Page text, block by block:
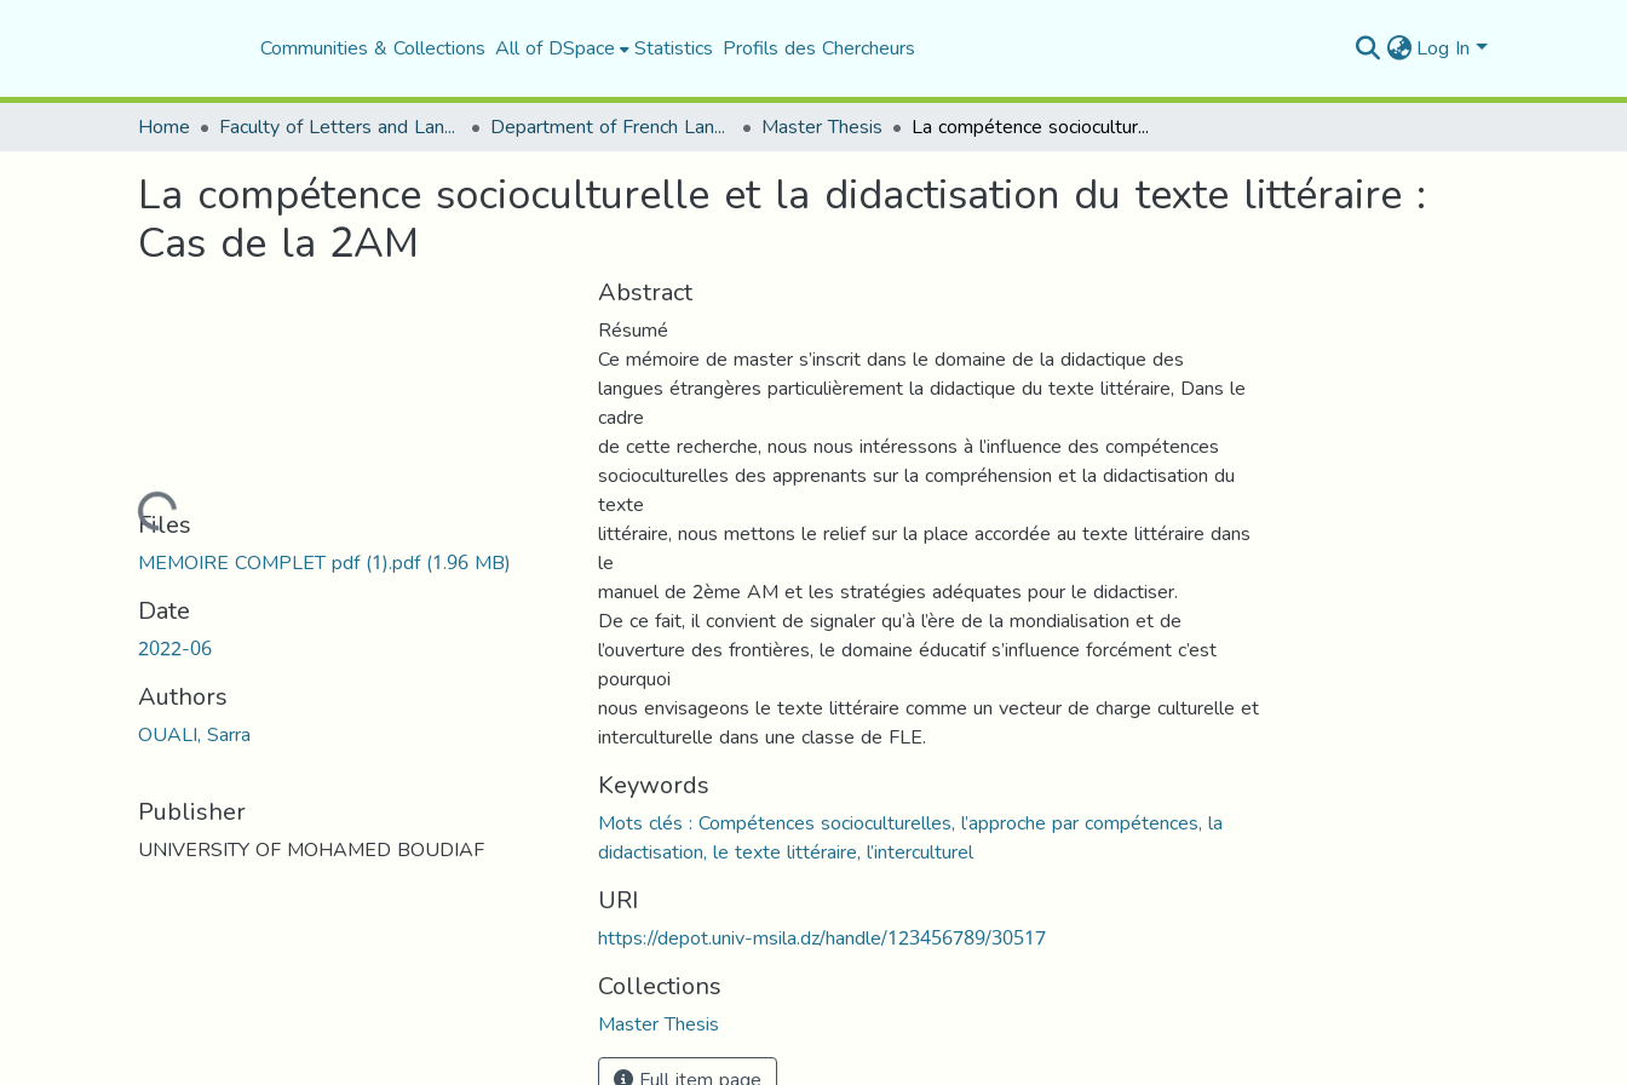
Communities & Collections All of DSpace Statistics Profils des Chercheurs Log In
Home Faculty of Letters and Languages Department of French Language and Literature Master Thesis La compétence socioculturelle et la didactisation du texte littéraire : Cas de la 2AM
La compétence socioculturelle et la didactisation du texte littéraire :
Cas de la 2AM
Loading...
Files
MEMOIRE COMPLET pdf (1).pdf(1.96 MB)
Date
2022-06
Authors
OUALI, Sarra
Publisher
UNIVERSITY OF MOHAMED BOUDIAF
Abstract
Résumé
Ce mémoire de master s’inscrit dans le domaine de la didactique des
langues étrangères particulièrement la didactique du texte littéraire, Dans le
cadre
de cette recherche, nous nous intéressons à l’influence des compétences
socioculturelles des apprenants sur la compréhension et la didactisation du
texte
littéraire, nous mettons le relief sur la place accordée au texte littéraire dans
le
manuel de 2ème AM et les stratégies adéquates pour le didactiser.
De ce fait, il convient de signaler qu’à l’ère de la mondialisation et de
l’ouverture des frontières, le domaine éducatif s’influence forcément c’est
pourquoi
nous envisageons le texte littéraire comme un vecteur de charge culturelle et
interculturelle dans une classe de FLE.
Keywords
Mots clés : Compétences socioculturelles, l’approche par compétences, la
didactisation, le texte littéraire, l’interculturel
URI
https://depot.univ-msila.dz/handle/123456789/30517
Collections
Master Thesis